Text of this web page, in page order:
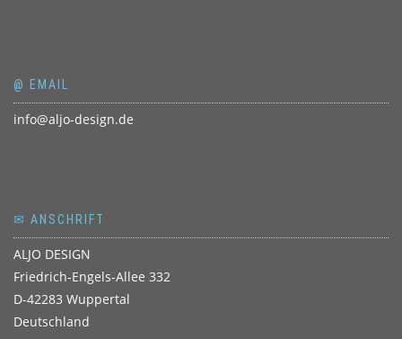
@ EMAIL
info@aljo-design.de
✉ ANSCHRIFT
ALJO DESIGN
Friedrich-Engels-Allee 332
D-42283 Wuppertal
Deutschland